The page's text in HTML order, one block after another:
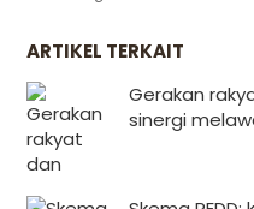
ARTIKEL TERKAIT
Gerakan
sinergi